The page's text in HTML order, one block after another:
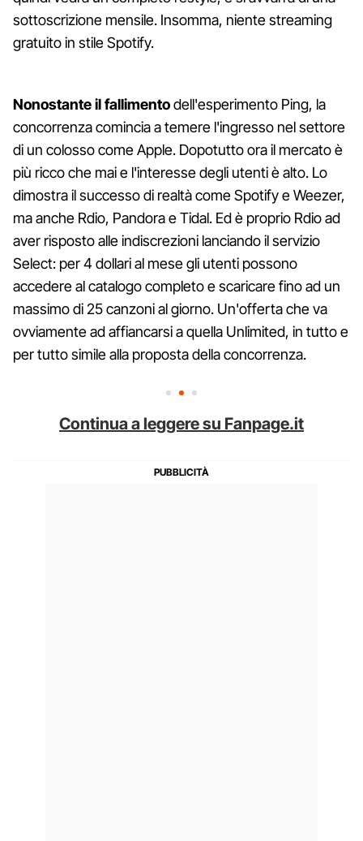
sottoscrizione mensile. Insomma, niente streaming
gratuito in stile Spotify.
Nonostante il fallimentodell'esperimento Ping, la
concorrenza comincia a temere l'ingresso nel settore
di un colosso come Apple. Dopotutto ora il mercato è
più ricco che mai e l'interesse degli utenti è alto. Lo
dimostra il successo di realtà come Spotify e Weezer,
ma anche Rdio, Pandora e Tidal. Ed è proprio Rdio ad
aver risposto alle indiscrezioni lanciando il servizio
Select: per 4 dollari al mese gli utenti possono
accedere al catalogo completo e scaricare fino ad un
massimo di 25 canzoni al giorno. Un'offerta che va
ovviamente ad affiancarsi a quella Unlimited, in tutto e
per tutto simile alla proposta della concorrenza.
Continua a leggere su Fanpage.it